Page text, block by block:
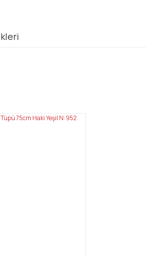
iletebilirsiniz.